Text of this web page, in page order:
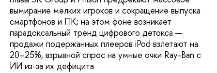
вымирание мелких игроков и сокращение выпуска
смартфонов и ПК; на этом фоне возникает
парадоксальный тренд цифрового детокса —
продажи подержанных плееров iPod взлетают на
20–25%, взрывной спрос на умные очки Ray-Ban с
ИИ из-за их дефицита